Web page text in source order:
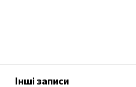
Інші записи